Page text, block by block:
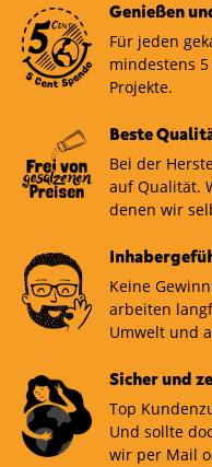
Genießen
Für jeden
mindestens
Projekte.
Beste
Bei der
auf Qualität.
denen wir
Keine
arbeiten
Umwelt und
Sicher und
Top
Und sollte
wir per Mail